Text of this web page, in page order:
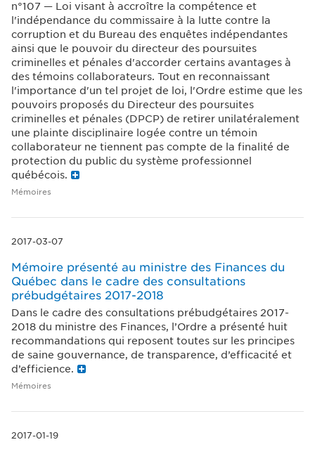
n°107 — Loi visant à accroître la compétence et
l'indépendance du commissaire à la lutte contre la
corruption et du Bureau des enquêtes indépendantes
ainsi que le pouvoir du directeur des poursuites
criminelles et pénales d'accorder certains avantages à
des témoins collaborateurs. Tout en reconnaissant
l'importance d'un tel projet de loi, l'Ordre estime que les
pouvoirs proposés du Directeur des poursuites
criminelles et pénales (DPCP) de retirer unilatéralement
une plainte disciplinaire logée contre un témoin
collaborateur ne tiennent pas compte de la finalité de
protection du public du système professionnel
québécois.
Mémoires
2017-03-07
Mémoire présenté au ministre des Finances du
Québec dans le cadre des consultations
prébudgétaires 2017-2018
Dans le cadre des consultations prébudgétaires 2017-
2018 du ministre des Finances, l’Ordre a présenté huit
recommandations qui reposent toutes sur les principes
de saine gouvernance, de transparence, d’efficacité et
d’efficience.
Mémoires
2017-01-19